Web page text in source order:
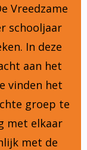
Vreedzame
schooljaar
In deze
aan het
vinden het
groep te
met elkaar
met de